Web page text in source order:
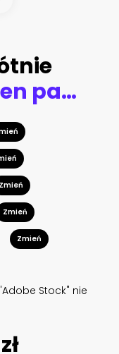
Japanese Garden panoramic view
Zmień
Zmień
Zmień
Stock" nie